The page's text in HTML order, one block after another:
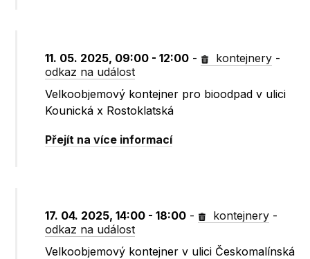
11. 05. 2025, 09:00 - 12:00 - kontejnery -
odkaz na událost
Velkoobjemový kontejner pro bioodpad v ulici
Kounická x Rostoklatská
Přejít na více informací
17. 04. 2025, 14:00 - 18:00 - kontejnery -
odkaz na událost
Velkoobjemový kontejner v ulici Českomalínská